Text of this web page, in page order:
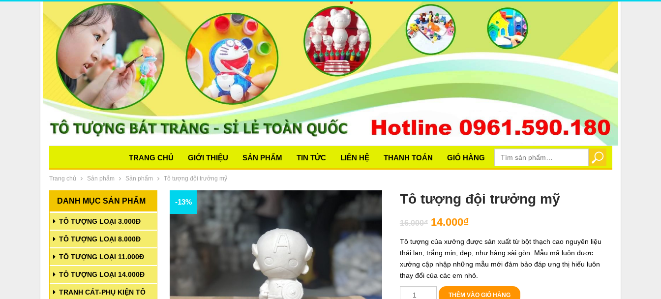
TRANG CHỦ GIỚI THIỆU SẢN PHẨM TIN TỨC LIÊN HỆ THANH TOÁN GIỎ HÀNG
kiếm:
Trang chủ Sản phẩm Sản phẩm Tô tượng đội trưởng mỹ
-13% Tô tượng đội trưởng mỹ
16.000₫ 14.000₫
Tô tượng của xưởng được sản xuất từ bột thạch cao nguyên liệu
thái lan, trắng mịn, đẹp, như hàng sài gòn. Mẫu mã luôn được
xưởng cập nhập những mẫu mới đảm bảo đáp ưng thị hiếu luôn
thay đổi của các em nhỏ.
THÊM VÀO GIỎ HÀNG
DANH MỤC SẢN PHẨM
TÔ TƯỢNG LOẠI 3.000Đ
TÔ TƯỢNG LOẠI 8.000Đ
TÔ TƯỢNG LOẠI 11.000Đ
TÔ TƯỢNG LOẠI 14.000Đ
TRANH CÁT-PHỤ KIỆN TÔ